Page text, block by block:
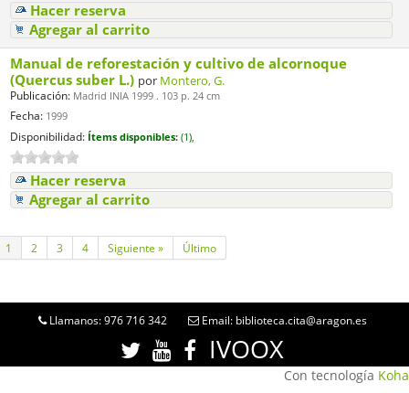
Hacer reserva
Agregar al carrito
Manual de reforestación y cultivo de alcornoque
(Quercus suber L.) por Montero, G.
Publicación: Madrid INIA 1999 . 103 p. 24 cm
Fecha: 1999
Disponibilidad: Ítems disponibles: (1),
Hacer reserva
Agregar al carrito
1 2 3 4 Siguiente » Último
Llamanos: 976 716 342 Email: biblioteca.cita@aragon.es
IVOOX
Con tecnología Koha